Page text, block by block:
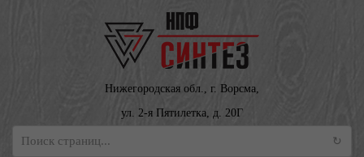
Нижегородская обл., г. Ворсма,
ул. 2-я Пятилетка, д. 20Г